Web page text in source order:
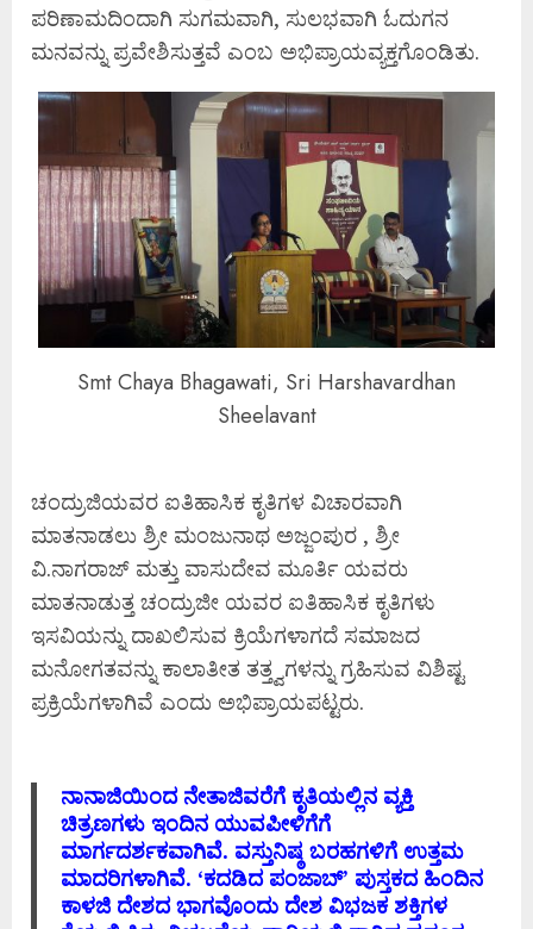
ಪರಿಣಾಮದಿಂದಾಗಿ ಸುಗಮವಾಗಿ, ಸುಲಭವಾಗಿ ಓದುಗನ
ಮನವನ್ನು ಪ್ರವೇಶಿಸುತ್ತವೆ ಎಂಬ ಅಭಿಪ್ರಾಯವ್ಯಕ್ತಗೊಂಡಿತು.
Smt Chaya Bhagawati, Sri Harshavardhan
Sheelavant
ಚಂದ್ರುಜಿಯವರ ಐತಿಹಾಸಿಕ ಕೃತಿಗಳ ವಿಚಾರವಾಗಿ
ಮಾತನಾಡಲು ಶ್ರೀ ಮಂಜುನಾಥ ಅಜ್ಜಂಪುರ , ಶ್ರೀ
ವಿ.ನಾಗರಾಜ್ ಮತ್ತು ವಾಸುದೇವ ಮೂರ್ತಿ ಯವರು
ಮಾತನಾಡುತ್ತ ಚಂದ್ರುಜೀ ಯವರ ಐತಿಹಾಸಿಕ ಕೃತಿಗಳು
ಇಸವಿಯನ್ನು ದಾಖಲಿಸುವ ಕ್ರಿಯೆಗಳಾಗದೆ ಸಮಾಜದ
ಮನೋಗತವನ್ನು ಕಾಲಾತೀತ ತತ್ತ್ವಗಳನ್ನು ಗ್ರಹಿಸುವ ವಿಶಿಷ್ಟ
ಪ್ರಕ್ರಿಯೆಗಳಾಗಿವೆ ಎಂದು ಅಭಿಪ್ರಾಯಪಟ್ಟರು.
ನಾನಾಜಿಯಿಂದ ನೇತಾಜಿವರೆಗೆ ಕೃತಿಯಲ್ಲಿನ ವ್ಯಕ್ತಿ
ಚಿತ್ರಣಗಳು ಇಂದಿನ ಯುವಪೀಳಿಗೆಗೆ
ಮಾರ್ಗದರ್ಶಕವಾಗಿವೆ. ವಸ್ತುನಿಷ್ಠ ಬರಹಗಳಿಗೆ ಉತ್ತಮ
ಮಾದರಿಗಳಾಗಿವೆ. ‘ಕದಡಿದ ಪಂಜಾಬ್’ ಪುಸ್ತಕದ ಹಿಂದಿನ
ಕಾಳಜಿ ದೇಶದ ಭಾಗವೊಂದು ದೇಶ ವಿಭಜಕ ಶಕ್ತಿಗಳ